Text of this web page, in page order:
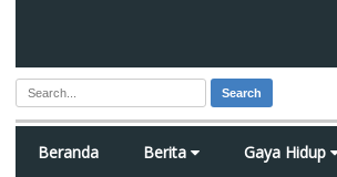
Search
Beranda Berita Gaya Hidup